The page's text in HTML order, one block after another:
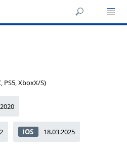
PS5, XboxX/S)
iOS 18.03.2025